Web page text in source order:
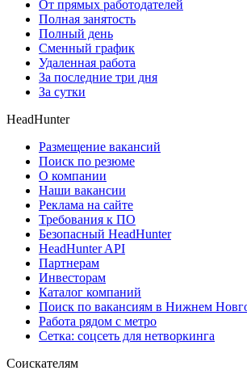
От прямых работодателей
Полная занятость
Полный день
Сменный график
Удаленная работа
За последние три дня
За сутки
HeadHunter
Размещение вакансий
Поиск по резюме
О компании
Наши вакансии
Реклама на сайте
Требования к ПО
Безопасный HeadHunter
HeadHunter API
Партнерам
Инвесторам
Каталог компаний
Поиск по вакансиям в Нижнем
Работа рядом с метро
Сетка: соцсеть для нетворкинга
Соискателям